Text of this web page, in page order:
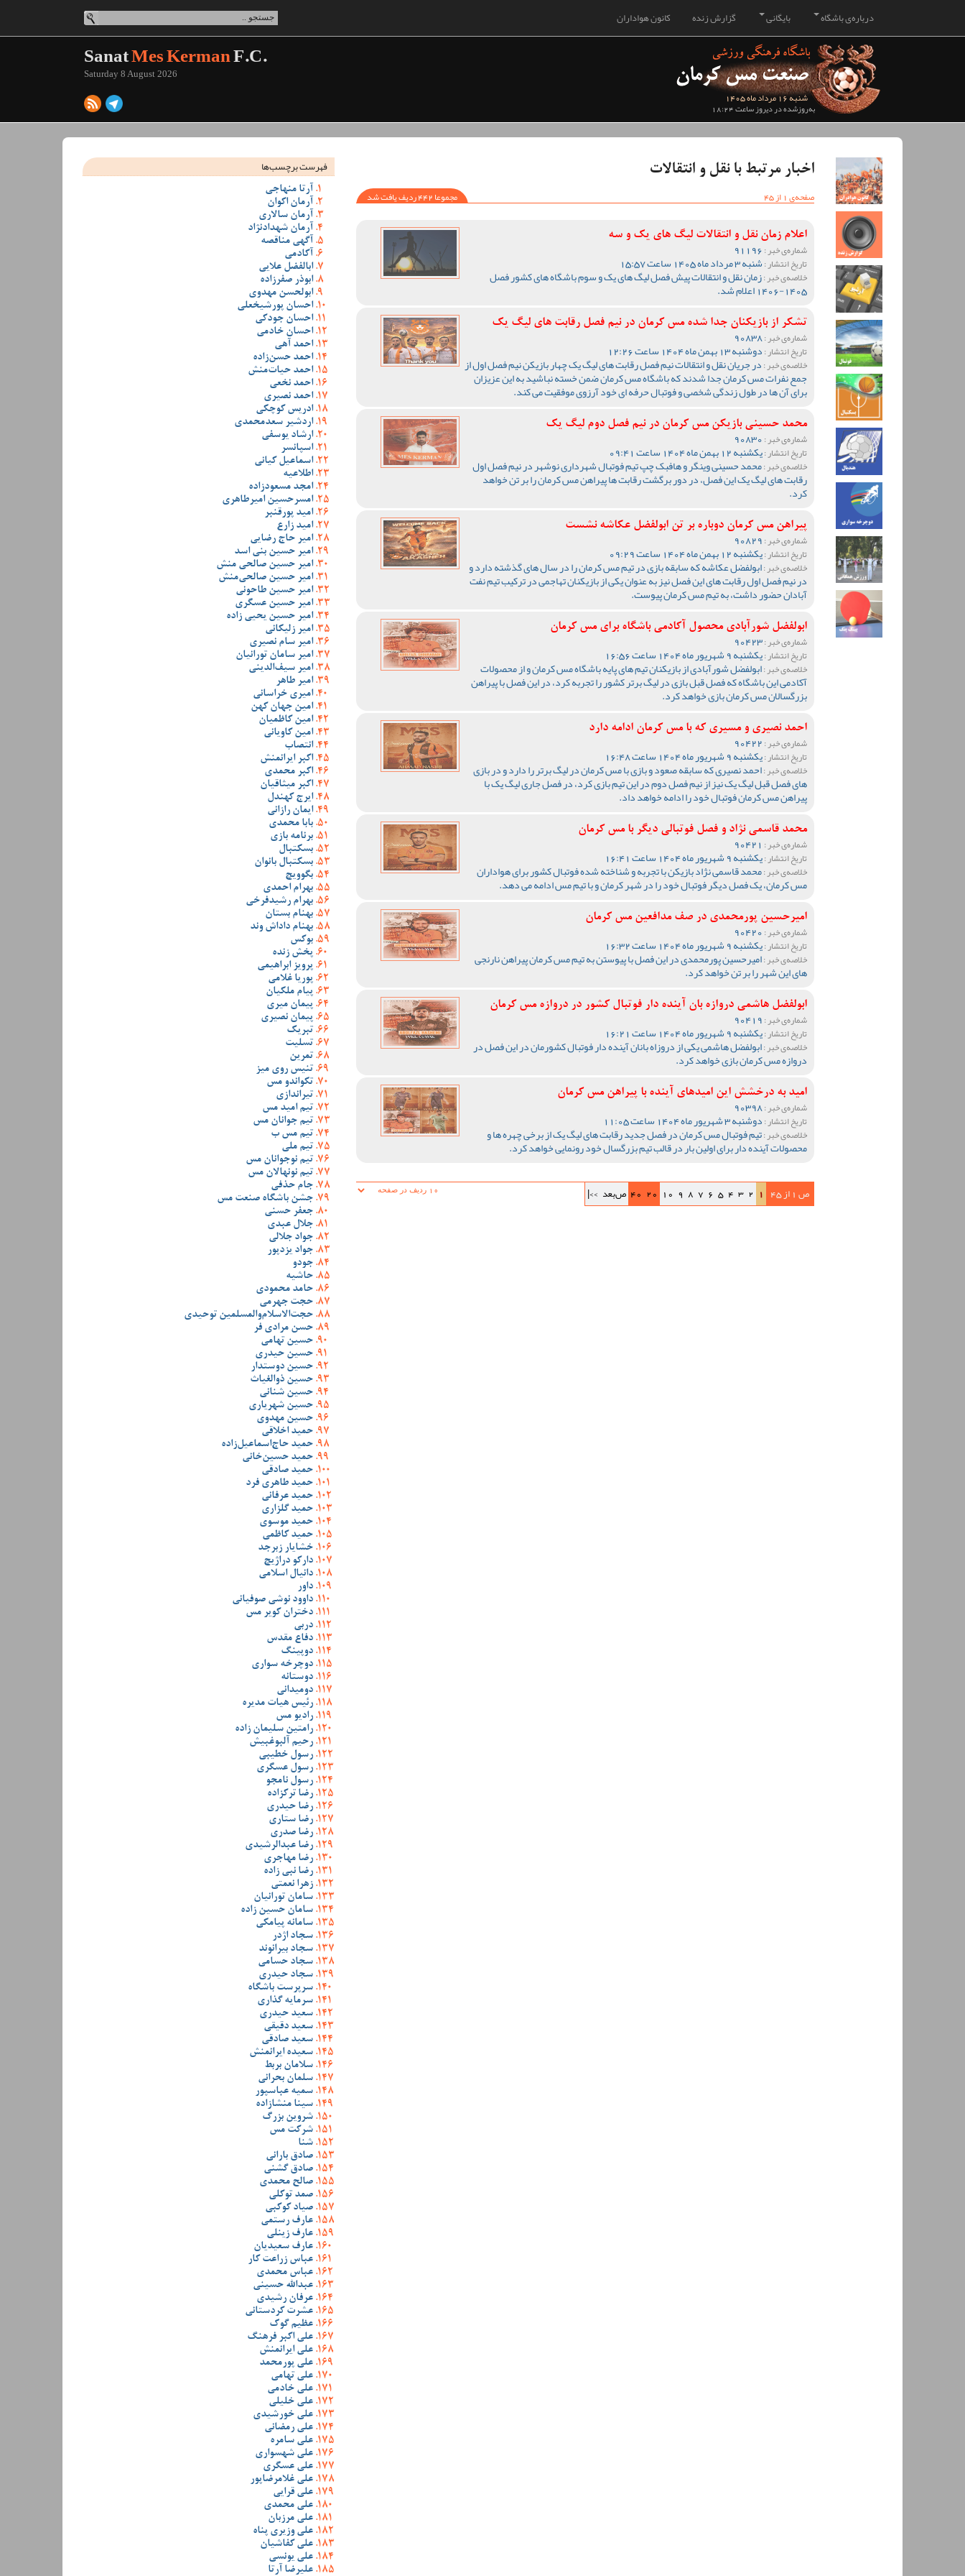
کانون هواداران گزارش زنده بایگانی درباره‌ی باشگاه
شنبه 16 مرداد ماه 1405
به‌روزشده در دیروز ساعت 18:24
SanatMes KermanF.C.
Saturday 8 August 2026
اخبار مرتبط با نقل و انتقالات
صفحه‌ی 1 از 45
مجموعا 442 ردیف یافت شد
اعلام زمان نقل و انتقالات لیگ های یک و سه
شماره‌ی خبر :
تاریخ انتشار :شنبه 3 مرداد ماه 1405 ساعت 15:57
خلاصه‌ی خبر :زمان نقل و انتقالات پیش فصل لیگ های یک و سوم باشگاه های کشور فصل
1405-1406 اعلام شد.
تشکر از بازیکنان جدا شده مس کرمان در نیم فصل رقابت های لیگ یک
شماره‌ی خبر :90838
تاریخ انتشار :دوشنبه 13 بهمن ماه 1404 ساعت 12:26
خلاصه‌ی خبر :در جریان نقل و انتقالات نیم فصل رقابت های لیگ یک چهار بازیکن نیم فصل اول از
جمع نفرات مس کرمان جدا شدند که باشگاه مس کرمان ضمن خسته نباشید به این عزیزان
برای آن ها در طول زندگی شخصی و فوتبال حرفه ای خود آرزوی موفقیت می کند.
محمد حسینی بازیکن مس کرمان در نیم فصل دوم لیگ یک
شماره‌ی خبر :
تاریخ انتشار :یکشنبه 12 بهمن ماه 1404 ساعت 09:41
خلاصه‌ی خبر :محمد حسینی وینگر و هافبک چپ تیم فوتبال شهرداری نوشهر در نیم فصل اول
رقابت های لیگ یک این فصل، در دور برگشت رقابت ها پیراهن مس کرمان را بر تن خواهد
کرد.
پیراهن مس کرمان دوباره بر تن ابولفضل عکاشه نشست
شماره‌ی خبر :
تاریخ انتشار :یکشنبه 12 بهمن ماه 1404 ساعت 09:29
خلاصه‌ی خبر :ابولفضل عکاشه که سابقه بازی در تیم مس کرمان را در سال های گذشته دارد و
در نیم فصل اول رقابت های این فصل نیز به عنوان یکی از بازیکنان تهاجمی در ترکیب تیم نفت
آبادان حضور داشت، به تیم مس کرمان پیوست.
ابولفضل شورآبادی محصول آکادمی باشگاه برای مس کرمان
شماره‌ی خبر :90423
تاریخ انتشار :یکشنبه 9 شهریور ماه 1404 ساعت 16:56
خلاصه‌ی خبر :ابولفضل شورآبادی از بازیکنان تیم های پایه باشگاه مس کرمان و از محصولات
آکادمی این باشگاه که فصل قبل بازی در لیگ برتر کشور را تجربه کرد، در این فصل با پیراهن
بزرگسالان مس کرمان بازی خواهد کرد.
احمد نصیری و مسیری که با مس کرمان ادامه دارد
شماره‌ی خبر :
تاریخ انتشار :یکشنبه 9 شهریور ماه 1404 ساعت 16:48
خلاصه‌ی خبر :احمد نصیری که سابقه صعود و بازی با مس کرمان در لیگ برتر را دارد و در بازی
های فصل قبل لیگ یک نیز از نیم فصل دوم در این تیم بازی کرد، در فصل جاری لیگ یک با
پیراهن مس کرمان فوتبال خود را ادامه خواهد داد.
محمد قاسمی نژاد و فصل فوتبالی دیگر با مس کرمان
شماره‌ی خبر :
تاریخ انتشار :یکشنبه 9 شهریور ماه 1404 ساعت 16:41
خلاصه‌ی خبر :محمد قاسمی نژاد بازیکن با تجربه و شناخته شده فوتبال کشور برای هواداران
مس کرمان، یک فصل دیگر فوتبال خود را در شهر کرمان و با تیم مس ادامه می دهد.
امیرحسین پورمحمدی در صف مدافعین مس کرمان
شماره‌ی خبر :
تاریخ انتشار :یکشنبه 9 شهریور ماه 1404 ساعت 16:32
خلاصه‌ی خبر :امیرحسین پورمحمدی در این فصل با پیوستن به تیم مس کرمان پیراهن نارنجی
های این شهر را بر تن خواهد کرد.
ابولفضل هاشمی دروازه بان آینده دار فوتبال کشور در دروازه مس کرمان
شماره‌ی خبر :
تاریخ انتشار :یکشنبه 9 شهریور ماه 1404 ساعت 16:21
خلاصه‌ی خبر :ابولفضل هاشمی یکی از دروزاه بانان آینده دار فوتبال کشورمان در این فصل در
دروازه مس کرمان بازی خواهد کرد.
امید به درخشش این امیدهای آینده با پیراهن مس کرمان
شماره‌ی خبر :90398
تاریخ انتشار :دوشنبه 3 شهریور ماه 1404 ساعت 11:05
خلاصه‌ی خبر :تیم فوتبال مس کرمان در فصل جدید رقابت های لیگ یک از برخی چهره ها و
محصولات آینده دار برای اولین بار در قالب تیم بزرگسال خود رونمایی خواهد کرد.
ص 1 از 45 1
2
3
4
5
6
7
8
9
10
20
40 ص‌بعد >>|
فهرست برچسب‌ها
آرتا منهاجی
آرمان اکوان
آرمان سالاری
آرمان شهدادنژاد
آگهی مناقصه
آکادمی
ابالفضل علایی
ابوذر صفرزاده
ابولحسن مهدوی
احسان پورشیخعلی
احسان جودکی
احسان خادمی
احمد آهی
احمد حسن‌زاده
احمد حیات‌منش
احمد نخعی
احمد نصیری
ادریس کوچکی
اردشیر سعدمحمدی
ارشاد یوسفی
اسپانسر
اسماعیل کیانی
اطلاعیه
امجد مسعودزاده
امسرحسین امیرطاهری
امید پورقنبر
امید زارع
امیر حاج رضایی
امیر حسین بنی اسد
امیر حسین صالحی منش
امیر حسین صالحی‌منش
امیر حسین طاحونی
امیر حسین عسگری
امیر حسین یحیی زاده
امیر زلیکانی
امیر سام نصیری
امیر سامان تورانیان
امیر سیف‌الدینی
امیر طاهر
امیری خراسانی
امین جهان کهن
امین کاظمیان
امین کاویانی
انتصاب
اکبر ایرانمنش
اکبر محمدی
اکبر میثاقیان
ایرج کهندل
ایمان رازانی
بابا محمدی
برنامه بازی
بسکتبال
بسکتبال بانوان
بگوویچ
بهرام احمدی
بهرام رشیدفرخی
بهنام بستان
بهنام داداش وند
بوکس
پخش زنده
پرویز ابراهیمی
پوریا غلامی
پیام ملکیان
پیمان میری
پیمان نصیری
تبریک
تسلیت
تمرین
تنیس روی میز
تکواندو مس
تیراندازی
تیم امید مس
تیم جوانان مس
تیم مس ب
تیم ملی
تیم نوجوانان مس
تیم نونهالان مس
جام حذفی
جشن باشگاه صنعت مس
جعفر حسنی
جلال عبدی
جواد جلالی
جواد یزدپور
جودو
حاشیه
حامد محمودی
حجت جهرمی
حجت‌الاسلام‌والمسلمین توحیدی
حسن مرادی فر
حسین تهامی
حسین حیدری
حسین دوستدار
حسین ذوالغیاث
حسین شنانی
حسین شهریاری
حسین مهدوی
حمید اخلاقی
حمید حاج‌اسماعیل‌زاده
حمید حسین‌خانی
حمید صادقی
حمید طاهری فرد
حمید عرفانی
حمید گلزاری
حمید موسوی
حمید کاظمی
خشایار زبرجد
دارکو دراژیچ
دانیال اسلامی
داور
داوود نوشی صوفیانی
دختران کویر مس
دربی
دفاع مقدس
دوپینگ
دوچرخه سواری
دوستانه
دومیدانی
رئیس هیات مدیره
رادیو مس
رامتین سلیمان زاده
رحیم آلبوغبیش
رسول خطیبی
رسول عسگری
رسول نامجو
رضا ترکزاده
رضا حیدری
رضا ستاری
رضا صدری
رضا عبدالرشیدی
رضا مهاجری
رضا نبی زاده
زهرا نعمتی
سامان تورانیان
سامان حسین زاده
سامانه پیامکی
سجاد اژدر
سجاد بیرانوند
سجاد حسامی
سجاد حیدری
سرپرست باشگاه
سرمایه گذاری
سعید حیدری
سعید دقیقی
سعید صادقی
سعیده ایرانمنش
سلامان بربط
سلمان بحرانی
سمیه عباسپور
سینا منشازاده
شروین بزرگ
شرکت مس
شنا
صادق بارانی
صادق گشنی
صالح محمدی
صمد توکلی
صیاد کوکبی
عارف رستمی
عارف زینلی
عارف سعیدیان
عباس زراعت کار
عباس محمدی
عبدالله حسینی
عرفان رشیدی
عشرت کردستانی
عظیم گوک
علی اکبر فرهنگ
علی ایرانمنش
علی پورمحمد
علی تهامی
علی خادمی
علی خلیلی
علی خورشیدی
علی رمضانی
علی سامره
علی شهسواری
علی عسگری
علی غلامرضاپور
علی قرایی
علی محمدی
علی مرزبان
علی وزیری پناه
علی کفاشیان
علی یونسی
علیرضا آرتا